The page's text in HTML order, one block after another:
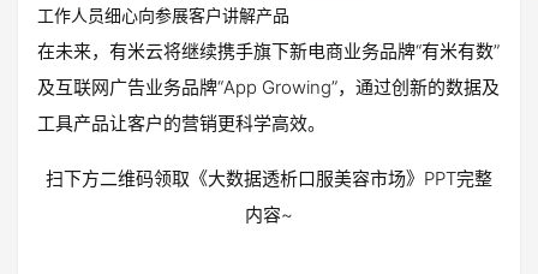
工作人员细心向参展客户讲解产品
在未来，有米云将继续携手旗下新电商业务品牌“有米有数”
及互联网广告业务品牌“App Growing”，通过创新的数据及
工具产品让客户的营销更科学高效。
扫下方二维码领取《大数据透析口服美容市场》PPT完整
内容~